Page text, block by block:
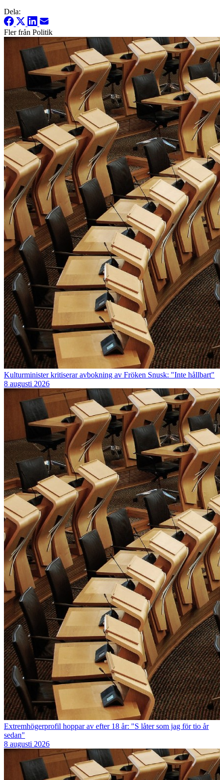
Dela:
Fler från Politik
Kulturminister kritiserar avbokning av Fröken Snusk: "Inte hållbart"
8 augusti 2026
Extremhögerprofil hoppar av efter 18 år: "S låter som jag för tio år
sedan"
8 augusti 2026